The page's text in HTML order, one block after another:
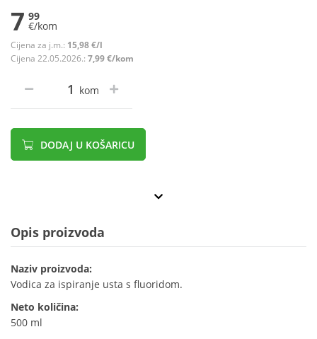
7 99
€/kom
Cijena za j.m.: 15,98 €/l
Cijena 22.05.2026.: 7,99 €/kom
kom
DODAJ U KOŠARICU
Opis proizvoda
Naziv proizvoda:
Vodica za ispiranje usta s fluoridom.
Neto količina:
500 ml